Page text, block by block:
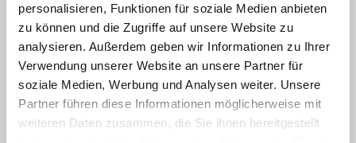
personalisieren, Funktionen für soziale Medien anbieten
zu können und die Zugriffe auf unsere Website zu
analysieren. Außerdem geben wir Informationen zu Ihrer
Verwendung unserer Website an unsere Partner für
soziale Medien, Werbung und Analysen weiter. Unsere
Partner führen diese Informationen möglicherweise mit
weiteren Daten zusammen, die Sie ihnen bereitgestellt
FAQ
Unternehmensnachfolge in der
Familie
Wichtige Vertragsklauseln bei Kauf-
und Übergabeverträgen
Check dein Recht/Erbrecht
Rechtsanwälte
PICCOLRUAZ & MÜLLER
Werdenbergerstraße 38
6700 Bludenz
Vorarlberg, Österreich